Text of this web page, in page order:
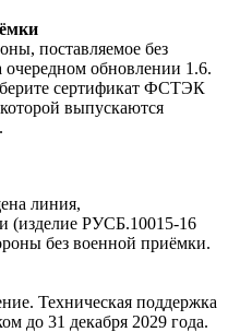
поставляемое без
обновлении 1.6.
сертификат ФСТЭК
выпускаются
линия,
(изделие РУСБ.10015-16
без военной приёмки.
Техническая поддержка
до 31 декабря 2029 года.